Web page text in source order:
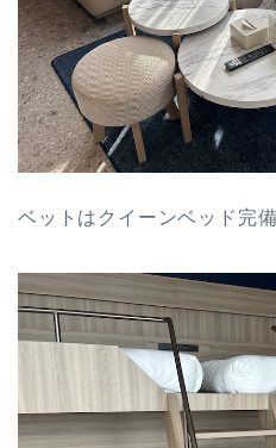
ベットはクイーンベッド完